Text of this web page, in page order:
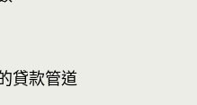
貸款管道